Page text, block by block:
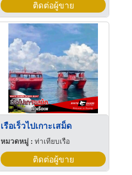
ติดต่อผู้ขาย
เรือเร็วไปเกาะเสม็ด
หมวดหมู่ :ท่าเทียบเรือ
ติดต่อผู้ขาย